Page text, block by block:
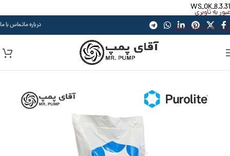
WS_OK_8.3.31
عبور به ناوبری
رفتن به محتوای اصلی
درباره ماتماس با ما